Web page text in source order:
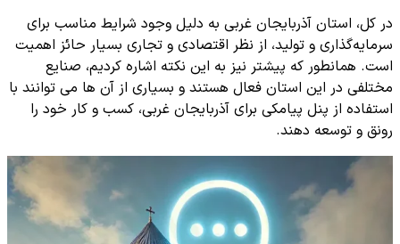
در کل، استان آذربایجان غربی به دلیل وجود شرایط مناسب برای
سرمایه‌گذاری و تولید، از نظر اقتصادی و تجاری بسیار حائز اهمیت
است. همانطور که پیشتر نیز به این نکته اشاره کردیم، صنایع
مختلفی در این استان فعال هستند و بسیاری از آن ها می توانند با
استفاده از پنل پیامکی برای آذربایجان غربی، کسب و کار خود را
رونق و توسعه دهند.